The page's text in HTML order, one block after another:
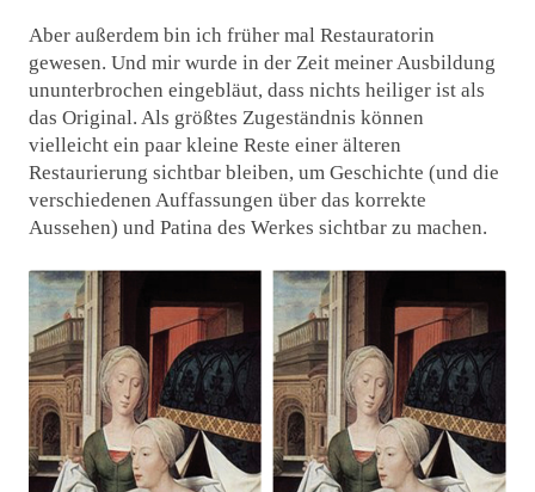
Aber außerdem bin ich früher mal Restauratorin
gewesen. Und mir wurde in der Zeit meiner Ausbildung
ununterbrochen eingebläut, dass nichts heiliger ist als
das Original. Als größtes Zugeständnis können
vielleicht ein paar kleine Reste einer älteren
Restaurierung sichtbar bleiben, um Geschichte (und die
verschiedenen Auffassungen über das korrekte
Aussehen) und Patina des Werkes sichtbar zu machen.